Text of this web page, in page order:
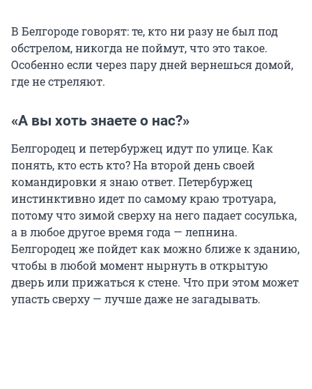
В Белгороде говорят: те, кто ни разу не был под
обстрелом, никогда не поймут, что это такое.
Особенно если через пару дней вернешься домой,
где не стреляют.
«А вы хоть знаете о нас?»
Белгородец и петербуржец идут по улице. Как
понять, кто есть кто? На второй день своей
командировки я знаю ответ. Петербуржец
инстинктивно идет по самому краю тротуара,
потому что зимой сверху на него падает сосулька,
а в любое другое время года — лепнина.
Белгородец же пойдет как можно ближе к зданию,
чтобы в любой момент нырнуть в открытую
дверь или прижаться к стене. Что при этом может
упасть сверху — лучше даже не загадывать.